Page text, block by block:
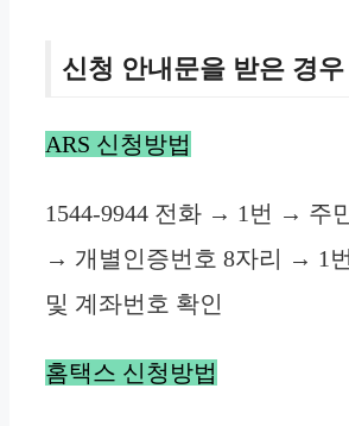
신청 안내문을 받은 경우
ARS 신청방법
1544-9944 전화 → 1번 → 주
→ 개별인증번호 8자리 → 1번
및 계좌번호 확인
홈택스 신청방법